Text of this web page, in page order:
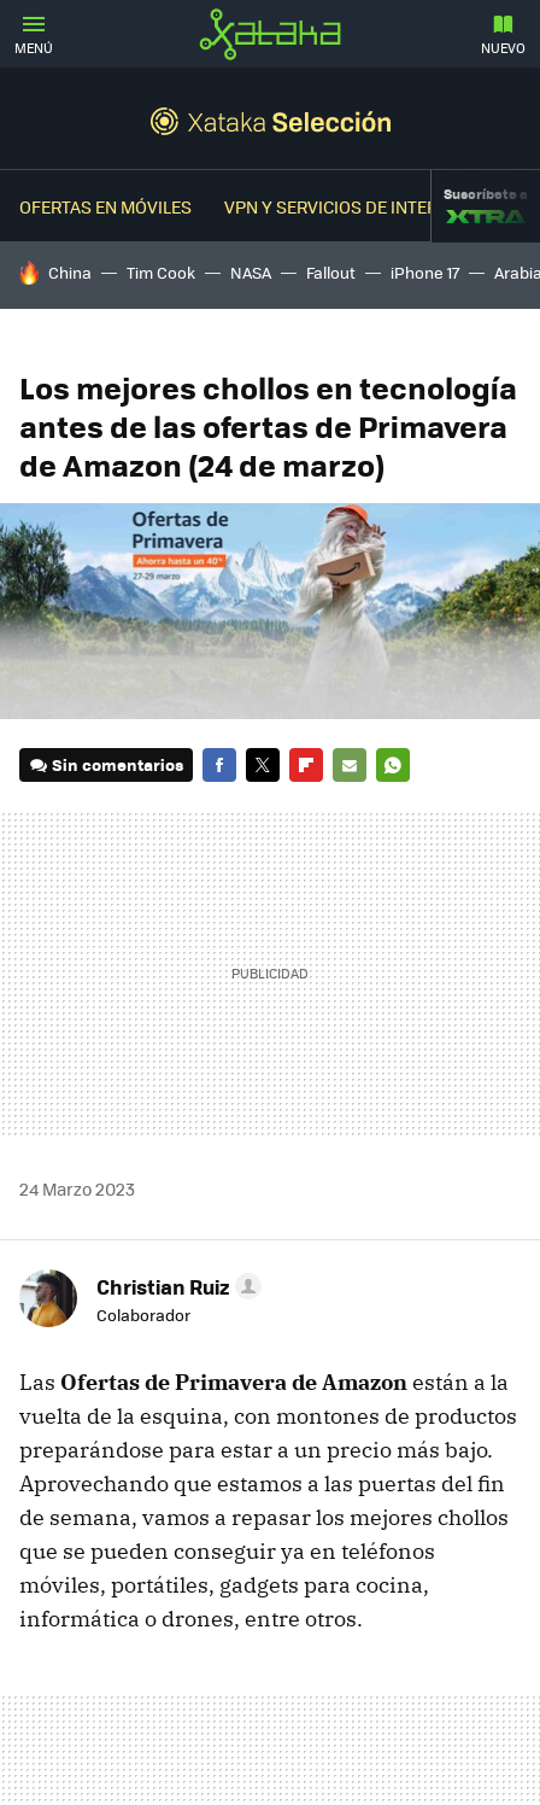
MENÚ NUEVO
OFERTAS EN MÓVILES VPN Y SERVICIOS DE INTERNETSuscríbete a
HOY SE HABLA DE
China Tim Cook NASA Fallout iPhone 17
Los mejores chollos en tecnología
antes de las ofertas de Primavera
de Amazon (24 de marzo)
Sin comentarios
MAIL
24 Marzo 2023
Christian Ruiz
Colaborador
Las Ofertas de Primavera de Amazonestán a la
vuelta de la esquina, con montones de productos
preparándose para estar a un precio más bajo.
Aprovechando que estamos a las puertas del fin
de semana, vamos a repasar los mejores chollos
que se pueden conseguir ya en teléfonos
móviles, portátiles, gadgets para cocina,
informática o drones, entre otros.